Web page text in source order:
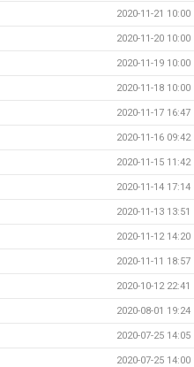
2020-11-21 10:00
2020-11-20 10:00
2020-11-19 10:00
2020-11-18 10:00
2020-11-17 16:47
2020-11-16 09:42
2020-11-15 11:42
2020-11-14 17:14
2020-11-13 13:51
2020-11-12 14:20
2020-11-11 18:57
2020-10-12 22:41
2020-08-01 19:24
2020-07-25 14:05
2020-07-25 14:00